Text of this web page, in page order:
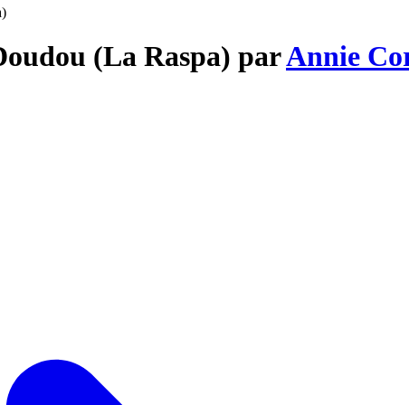
(La Raspa) parAnnie